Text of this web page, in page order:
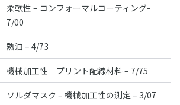
柔軟性 – コンフォーマルコーティング-
7/00
熱油 – 4/73
機械加工性 プリント配線材料 – 7/75
ソルダマスク – 機械加工性の測定 – 3/07